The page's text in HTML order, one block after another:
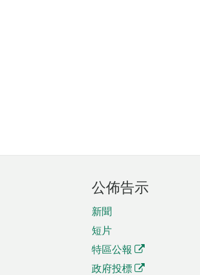
公佈告示
新聞
短片
特區公報
政府投標